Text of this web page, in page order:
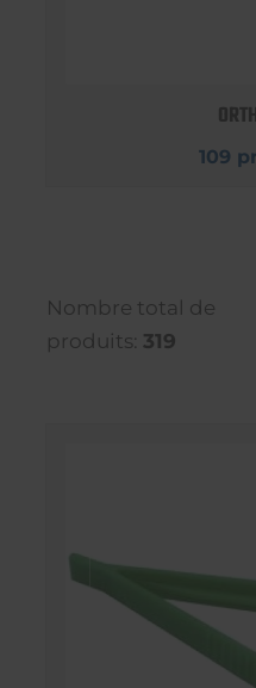
109
Nombre total de
produits: 319